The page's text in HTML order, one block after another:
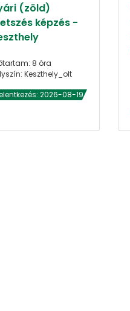
(zöld)
képzés -
8 óra
Keszthely_olt
2026-08-19